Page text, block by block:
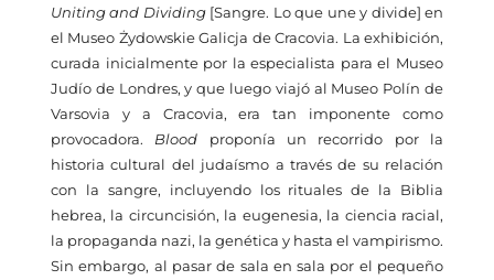
Uniting and Dividing [Sangre. Lo que une y divide]en
el Museo Żydowskie Galicja de Cracovia. La exhibición,
curada inicialmente por la especialista para el Museo
Judío de Londres, y que luego viajó al Museo Polín de
Varsovia y a Cracovia, era tan imponente como
provocadora. Blood proponía un recorrido por la
historia cultural del judaísmo a través de su relación
con la sangre, incluyendo los rituales de la Biblia
hebrea, la circuncisión, la eugenesia, la ciencia racial,
la propaganda nazi, la genética y hasta el vampirismo.
Sin embargo, al pasar de sala en sala por el pequeño